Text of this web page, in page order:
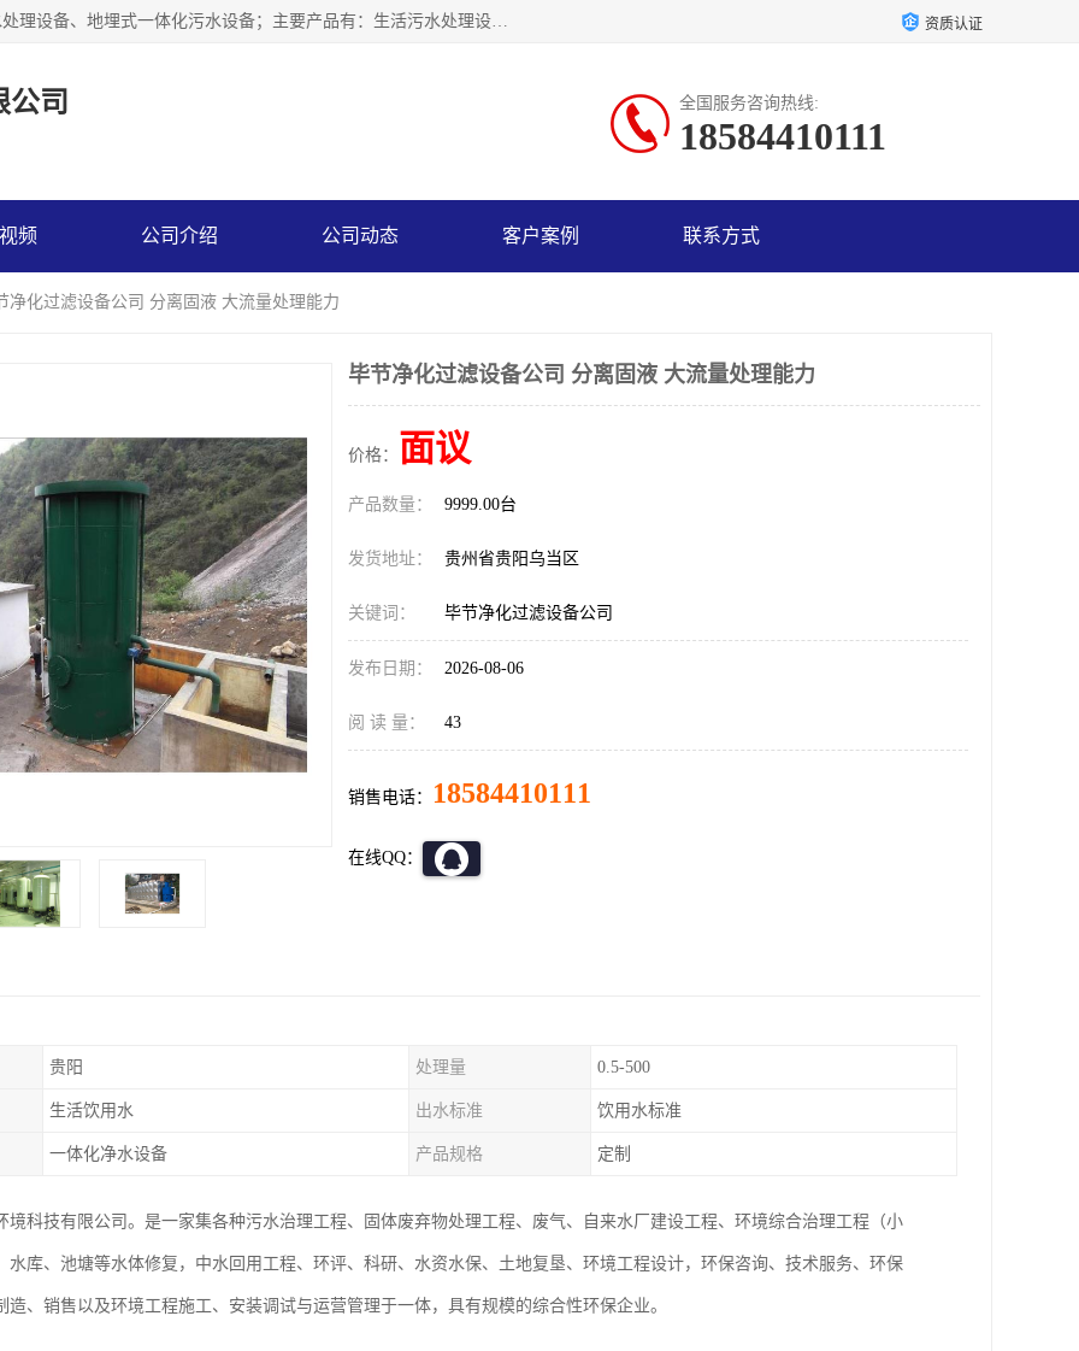
贵州鑫沣源环境科技公司主营一体化污水处理设备、医院污水处理设备、地埋式一体化污水设备；主要产品有：生活污水处理设备，养殖场废水处理设备，屠宰废水处理设备，洗涤废水处理设备，MBR膜生物处理设备，反渗透纯水设备，二次供水水箱清洗消毒，净水过滤设备，软水设备等。欢迎新老顾客来电咨询！ 资质认证
公司 全国服务咨询热线:
18584410111
频 公司介绍 公司动态 客户案例 联系方式
净化过滤设备公司 分离固液 大流量处理能力
毕节净化过滤设备公司 分离固液 大流量处理能力
价格： 面议
产品数量： 9999.00台
发货地址： 贵州省贵阳乌当区
关键词： 毕节净化过滤设备公司
发布日期： 2026-08-06
阅 读 量： 43
销售电话： 18584410111
在线QQ：
贵阳 处理量 0.5-500
生活饮用水 出水标准 饮用水标准
一体化净水设备 产品规格 定制
境科技有限公司。是一家集各种污水治理工程、固体废弃物处理工程、废气、自来水厂建设工程、环境综合治理工程（小
水库、池塘等水体修复，中水回用工程、环评、科研、水资水保、土地复垦、环境工程设计，环保咨询、技术服务、环保
造、销售以及环境工程施工、安装调试与运营管理于一体，具有规模的综合性环保企业。